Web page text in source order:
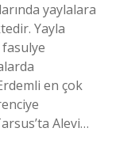
yaylalara
Yayla
en çok
Alevi…